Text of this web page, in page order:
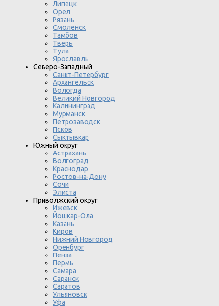
Липецк
Орел
Рязань
Смоленск
Тамбов
Тверь
Тула
Ярославль
Северо-Западный
Санкт-Петербург
Архангельск
Вологда
Великий Новгород
Калининград
Мурманск
Петрозаводск
Псков
Сыктывкар
Южный округ
Астрахань
Волгоград
Краснодар
Ростов-на-Дону
Сочи
Элиста
Приволжский округ
Ижевск
Йошкар-Ола
Казань
Киров
Нижний Новгород
Оренбург
Пенза
Пермь
Самара
Саранск
Саратов
Ульяновск
Уфа